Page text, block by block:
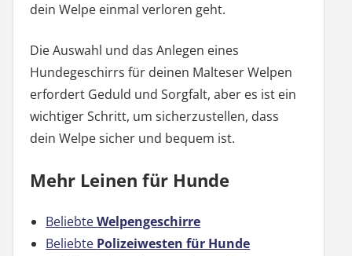
dein Welpe einmal verloren geht.
Die Auswahl und das Anlegen eines
Hundegeschirrs für deinen Malteser Welpen
erfordert Geduld und Sorgfalt, aber es ist ein
wichtiger Schritt, um sicherzustellen, dass
dein Welpe sicher und bequem ist.
Mehr Leinen für Hunde
BeliebteWelpengeschirre
Beliebte Polizeiwesten für Hunde